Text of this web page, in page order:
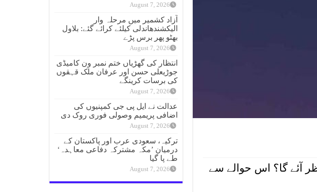
آئے گا؟ اس حوالے سے
August 7, 2026
آزاد کشمیر میں مرحلہ وار
الیکشندھاندلی کیلئے کرائے گئے: بلاول
بھٹو پھر برس پڑے
August 7, 2026
انتظار کی گھڑیاں ختم نمبر ون کامیڈی
جوڑیعلی حسن اور عرفان ملک قہقوں
کی برسات کرینگے
August 7, 2026
عدالت نے ایل پی جی کمپنیوں کی
اضافی پریمیم وصولی فوری روک دی
August 7, 2026
ترکیہ، سعودی عرب اور پاکستان کے
درمیان ’مکہ مشترکہ دفاعی معاہدہ‘
طے پا گیا
August 7, 2026